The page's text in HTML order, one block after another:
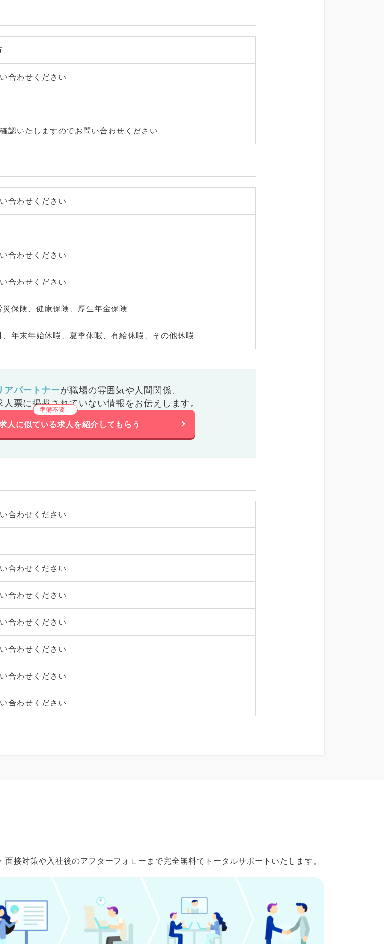
合わせください
認いたしますのでお問い合わせください
合わせください
合わせください
合わせください
災保険、健康保険、厚生年金保険
、年末年始休暇、夏季休暇、有給休暇、その他休暇
アパートナーが職場の雰囲気や人間関係、
人票に掲載されていない情報をお伝えします。
人に似ている求人を紹介してもらう
合わせください
合わせください
合わせください
合わせください
合わせください
合わせください
合わせください
接対策や入社後のアフターフォローまで完全無料でトータルサポートいたします。